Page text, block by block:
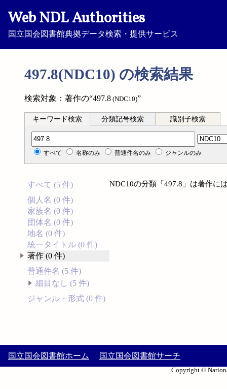
Web NDL Authorities
国立国会図書館典拠データ検索・提供サービス
497.8(NDC10) の検索結果
検索対象：著作の“497.8 (NDC10)”
キーワード検索 分類記号検索 識別子検索
分類記号検索
すべて 名称のみ 普通件名のみ ジャンルのみ
すべて (5 件)
個人名 (0 件)
家族名 (0 件)
団体名 (0 件)
地名 (0 件)
統一タイトル (0 件)
著作 (0 件)
普通件名 (5 件)
細目なし (5 件)
ジャンル・形式 (0 件)
NDC10の分類「497.8」は著作に
国立国会図書館ホーム 国立国会図書館サーチ
Copyright ©